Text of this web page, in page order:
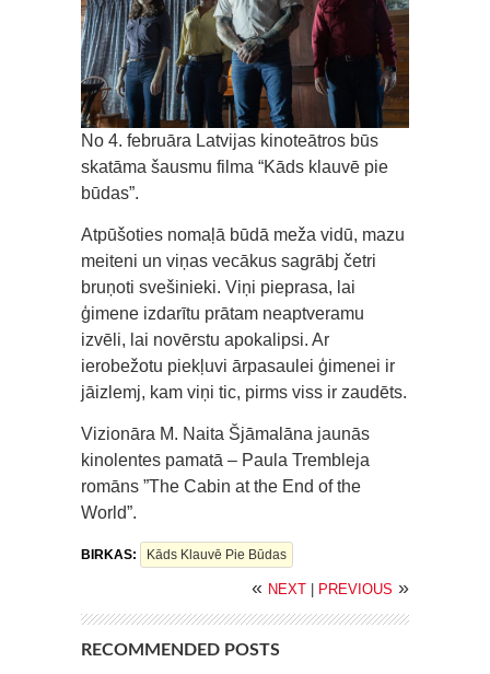
No 4. februāra Latvijas kinoteātros būs
skatāma šausmu filma “Kāds klauvē pie
būdas”.
Atpūšoties nomaļā būdā meža vidū, mazu
meiteni un viņas vecākus sagrābj četri
bruņoti svešinieki. Viņi pieprasa, lai
ģimene izdarītu prātam neaptveramu
izvēli, lai novērstu apokalipsi. Ar
ierobežotu piekļuvi ārpasaulei ģimenei ir
jāizlemj, kam viņi tic, pirms viss ir zaudēts.
Vizionāra M. Naita Šjāmalāna jaunās
kinolentes pamatā – Paula Trembleja
romāns ”The Cabin at the End of the
World”.
BIRKAS: Kāds Klauvē Pie Būdas
« NEXT PREVIOUS »
RECOMMENDED POSTS